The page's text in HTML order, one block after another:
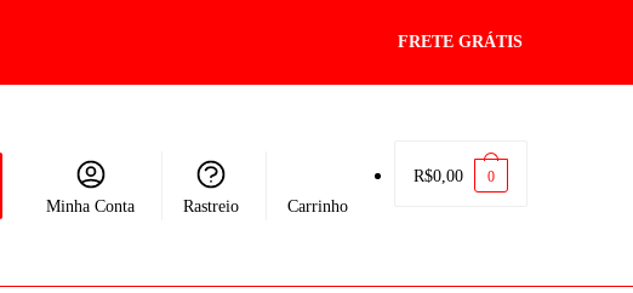
FRETE GRÁTIS
Minha Conta Rastreio Carrinho
R$0,00 0